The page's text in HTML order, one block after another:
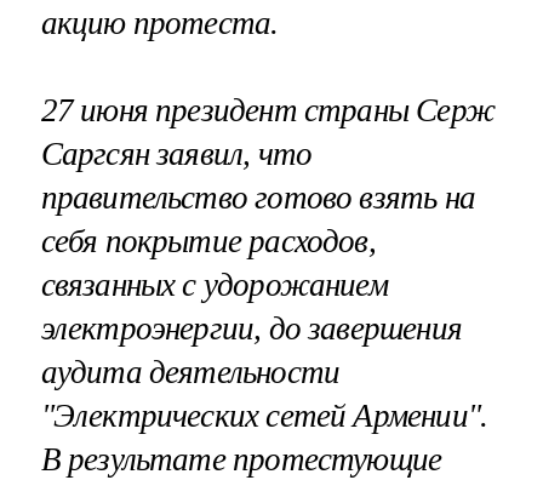
акцию протеста.
27 июня президент страны Серж
Саргсян заявил, что
правительство готово взять на
себя покрытие расходов,
связанных с удорожанием
электроэнергии, до завершения
аудита деятельности
"Электрических сетей Армении".
В результате протестующие